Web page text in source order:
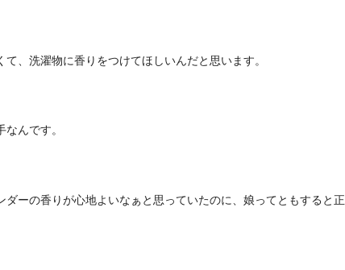
、洗濯物に香りをつけてほしいんだと思います。
んです。
ダーの香りが心地よいなぁと思っていたのに、娘ってともすると正